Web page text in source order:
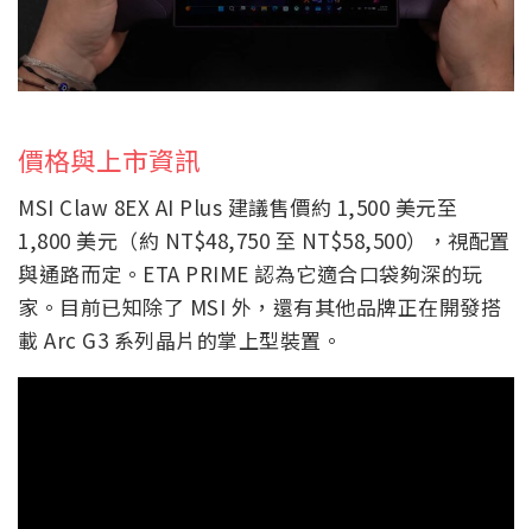
價格與上市資訊
MSI Claw 8EX AI Plus 建議售價約 1,500 美元至
1,800 美元（約 NT$48,750 至 NT$58,500），視配置
與通路而定。ETA PRIME 認為它適合口袋夠深的玩
家。目前已知除了 MSI 外，還有其他品牌正在開發搭
載 Arc G3 系列晶片的掌上型裝置。